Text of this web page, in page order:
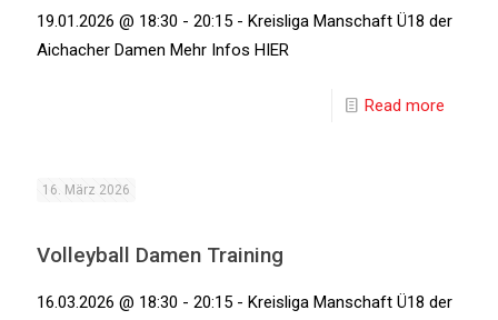
19.01.2026 @ 18:30 - 20:15 - Kreisliga Manschaft Ü18 der
Aichacher Damen Mehr Infos HIER
Read more
16. März 2026
Volleyball Damen Training
16.03.2026 @ 18:30 - 20:15 - Kreisliga Manschaft Ü18 der